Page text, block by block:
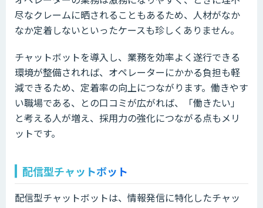
尽なクレームに晒されることもあるため、人材がなか
なか定着しないといったケースも珍しくありません。
チャットボットを導入し、業務を効率よく遂行できる
環境が整備されれば、オペレーターにかかる負担も軽
減できるため、定着率の向上につながります。働きやす
い職場である、との口コミが広がれば、「働きたい」
と考える人が増え、採用力の強化につながる点もメリ
ットです。
配信型チャットボット
配信型チャットボットは、情報発信に特化したチャッ